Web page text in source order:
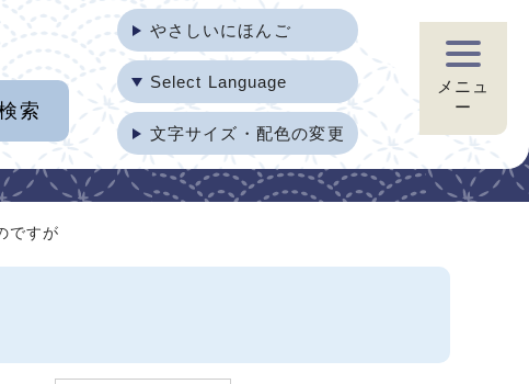
やさしいにほんご
Select Language
文字サイズ・配色の変更
メニュ
ー
ですが